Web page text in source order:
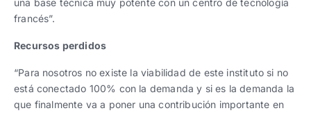
una base técnica muy potente con un centro de tecnología
francés”.
Recursos perdidos
“Para nosotros no existe la viabilidad de este instituto si no
está conectado 100% con la demanda y si es la demanda la
que finalmente va a poner una contribución importante en